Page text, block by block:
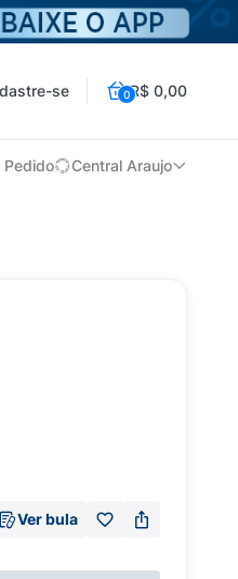
se 0R$ 0,00
Pedido Central Araujo
Ver bula